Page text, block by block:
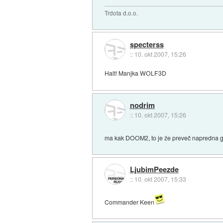
Trdota d.o.o.
specterss
:: 10. okt 2007, 15:26
Halt! Manjka WOLF3D
nodrim
:: 10. okt 2007, 15:26
ma kak DOOM2, to je že preveč napredna
LjubimPeezde
:: 10. okt 2007, 15:33
Commander Keen